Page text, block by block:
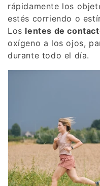
rápidamente los
estés corriendo o
Los lentes de
oxígeno a los ojos,
durante todo el día.